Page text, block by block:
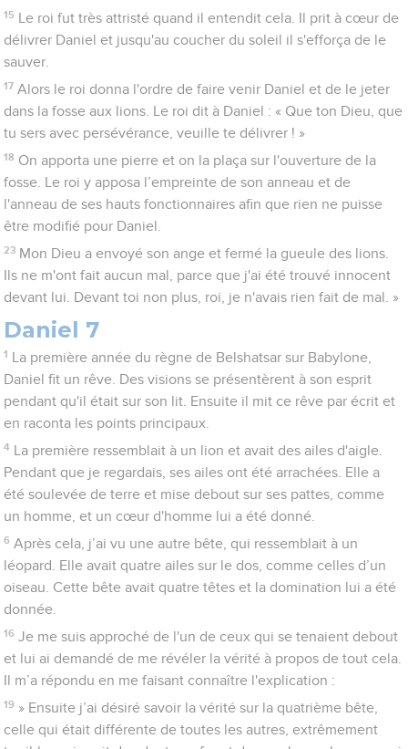
15
Le roi fut très attristé quand il entendit cela. Il prit à cœur de
délivrer Daniel et jusqu'au coucher du soleil il s'efforça de le
sauver.
17 Alors le roi donna l'ordre de faire venir Daniel et de le jeter
dans la fosse aux lions. Le roi dit à Daniel : « Que ton Dieu, que
tu sers avec persévérance, veuille te délivrer ! »
18 On apporta une pierre et on la plaça sur l'ouverture de la
fosse. Le roi y apposa l’empreinte de son anneau et de
l'anneau de ses hauts fonctionnaires afin que rien ne puisse
être modifié pour Daniel.
23 Mon Dieu a envoyé son ange et fermé la gueule des lions.
Ils ne m'ont fait aucun mal, parce que j'ai été trouvé innocent
devant lui. Devant toi non plus, roi, je n'avais rien fait de mal. »
Daniel 7
1
La première année du règne de Belshatsar sur Babylone,
Daniel fit un rêve. Des visions se présentèrent à son esprit
pendant qu'il était sur son lit. Ensuite il mit ce rêve par écrit et
en raconta les points principaux.
4
La première ressemblait à un lion et avait des ailes d'aigle.
Pendant que je regardais, ses ailes ont été arrachées. Elle a
été soulevée de terre et mise debout sur ses pattes, comme
un homme, et un cœur d'homme lui a été donné.
6 Après cela, j’ai vu une autre bête, qui ressemblait à un
léopard. Elle avait quatre ailes sur le dos, comme celles d’un
oiseau. Cette bête avait quatre têtes et la domination lui a été
donnée.
16 Je me suis approché de l'un de ceux qui se tenaient debout
et lui ai demandé de me révéler la vérité à propos de tout cela.
Il m’a répondu en me faisant connaître l'explication :
19 » Ensuite j’ai désiré savoir la vérité sur la quatrième bête,
celle qui était différente de toutes les autres, extrêmement